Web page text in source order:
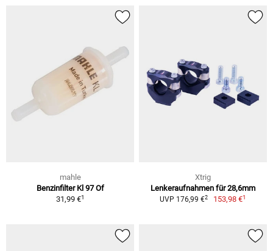
mahle
Benzinfilter Kl 97 Of
31,99 €1
Xtrig
Lenkeraufnahmen für 28,6mm
UVP 176,99 €2 153,98 €1